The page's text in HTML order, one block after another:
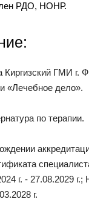
РДО, НОНР.
Киргизский ГМИ г.
«Лечебное дело».
по терапии.
г. - 27.08.2029
г.